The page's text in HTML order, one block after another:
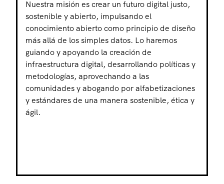
Nuestra misión es crear un futuro digital justo,
sostenible y abierto, impulsando el
conocimiento abierto como principio de diseño
más allá de los simples datos. Lo haremos
guiando y apoyando la creación de
infraestructura digital, desarrollando políticas y
metodologías, aprovechando a las
comunidades y abogando por alfabetizaciones
y estándares de una manera sostenible, ética y
ágil.